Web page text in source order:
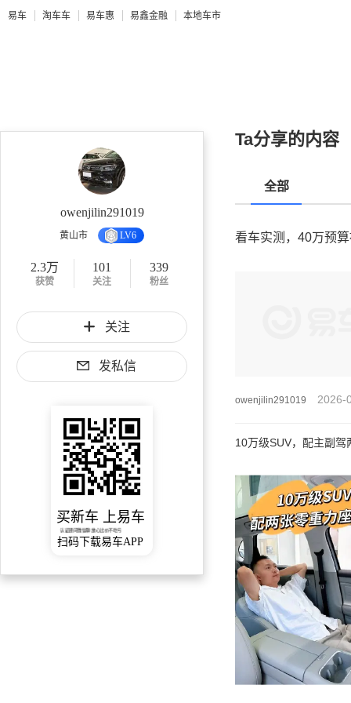
易车 淘车车 易车惠 易鑫金融 本地车市
owenjilin291019
黄山市 LV6
2.3万
获赞
101
关注
339
粉丝
关注
发私信
买新车 上易车
认证顾问微信聊 放心比价不吃亏
扫码下载易车APP
Ta分享的内容
全部
看车实测，40万预
owenjilin291019 2026-
10万级SUV，配主副